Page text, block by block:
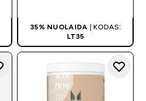
35% NUOLAIDA | KODAS:
LT35